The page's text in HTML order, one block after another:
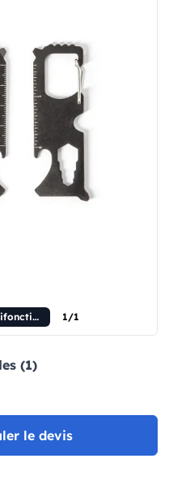
VIS. Carte multifonction en acier inoxydable avec 8 fonctions 1/1
(1)
le devis